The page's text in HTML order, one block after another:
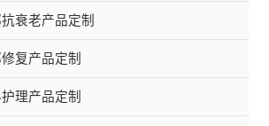
衰老产品定制
复产品定制
理产品定制